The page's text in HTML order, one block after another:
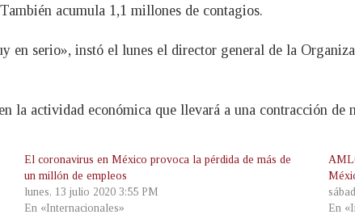
acumula 1,1 millones de contagios.
en serio», instó el lunes el director general de la
la actividad económica que llevará a una contracción de
El coronavirus en México provoca la pérdida de más de
un millón de empleos
lunes, 13 julio 2020 3:55 PM
En «Internacionales»
En